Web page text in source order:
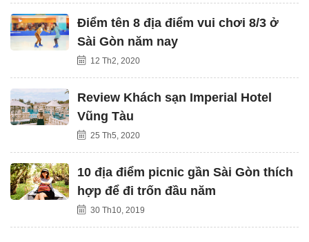
Điểm tên 8 địa điểm vui chơi 8/3 ở
Sài Gòn năm nay
12 Th2, 2020
Review Khách sạn Imperial Hotel
Vũng Tàu
25 Th5, 2020
10 địa điểm picnic gần Sài Gòn thích
hợp để đi trốn đầu năm
30 Th10, 2019